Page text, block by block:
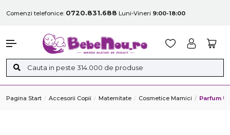
Comenzi telefonice: 0720.831.688 Luni-Vineri 9:00-18:00
Pagina Start Accesorii Copii Maternitate Cosmetice Mamici Parfum